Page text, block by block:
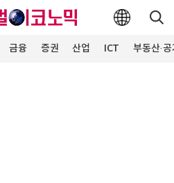
금융 증권 산업 ICT 부동산·